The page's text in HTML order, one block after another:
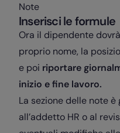
Note
Inserisci le formule
Ora il dipendente
proprio nome, la
e poi riportare
inizio e fine lavoro.
La sezione delle note
all’addetto HR o al